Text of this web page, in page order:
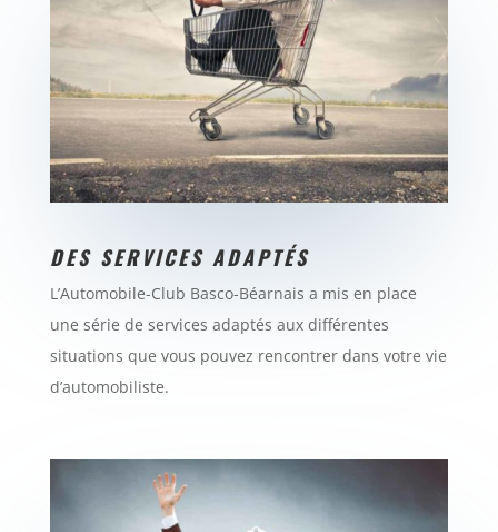
DES SERVICES ADAPTÉS
L’Automobile-Club Basco-Béarnais a mis en place
une série de services adaptés aux différentes
situations que vous pouvez rencontrer dans votre vie
d’automobiliste.